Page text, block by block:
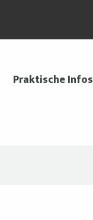
Praktische Infos